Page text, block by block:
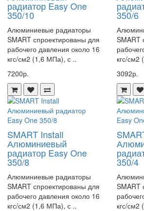
оптимальные условия работы системы.
4. **Надежность и безопасность**:
HKV/A 6 прошла строгие испытания на
международным стандартам качества и
тех, кто ценит качество, надежность и
систем отопления и водоснабжения.
радиатор Easy One
350/10
Алюминиевые радиаторы
SMART спроектированы для
рабочего давления около 16
кгс/см2 (1,6 МПа), с ..
7200р.
350/6
SMART
кгс/
3092р.
SMART Install
Алюминиевый
радиатор Easy One
350/8
Алюминиевые радиаторы
SMART спроектированы для
рабочего давления около 16
кгс/см2 (1,6 МПа), с ..
350/4
SMART
кгс/